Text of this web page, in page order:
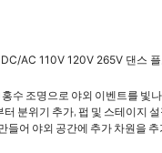
AC 110V 120V 265V 댄스
수 조명으로 야외 이벤트를 빛
분위기 추가, 펍 및 스테이지
들어 야외 공간에 추가 차원을